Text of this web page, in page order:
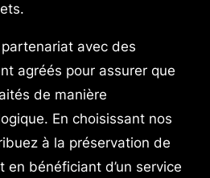
avec des
agréés pour assurer que
de manière
En choisissant nos
à la préservation de
en bénéficiant d’un service